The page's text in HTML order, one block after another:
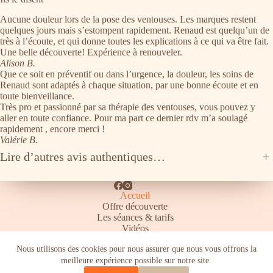
Nous utilisons des cookies pour nous assurer que nous vous offrons la
meilleure expérience possible sur notre site.
Aucune douleur lors de la pose des ventouses. Les marques restent
quelques jours mais s’estompent rapidement. Renaud est quelqu’un de
très à l’écoute, et qui donne toutes les explications à ce qui va être fait.
Une belle découverte! Expérience à renouveler.
Alison B.
Que ce soit en préventif ou dans l’urgence, la douleur, les soins de
Renaud sont adaptés à chaque situation, par une bonne écoute et en
toute bienveillance.
Très pro et passionné par sa thérapie des ventouses, vous pouvez y
aller en toute confiance. Pour ma part ce dernier rdv m’a soulagé
rapidement , encore merci !
Valérie B.
Lire d’autres avis authentiques… +
Accueil
Offre découverte
Les séances & tarifs
Vidéos
Les contre-indications
Contact